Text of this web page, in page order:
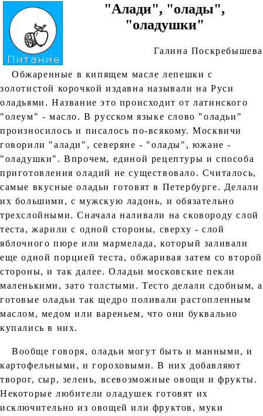
"Алади", "олады",
"оладушки"
Галина Поскребышева
Обжаренные в кипящем масле лепешки с
золотистой корочкой издавна называли на Руси
оладьями. Название это происходит от латинского
"олеум" - масло. В русском языке слово "оладьи"
произносилось и писалось по-всякому. Москвичи
говорили "алади", северяне - "олады", южане -
"оладушки". Впрочем, единой рецептуры и способа
приготовления оладий не существовало. Считалось,
самые вкусные оладьи готовят в Петербурге. Делали
их большими, с мужскую ладонь, и обязательно
трехслойными. Сначала наливали на сковороду слой
теста, жарили с одной стороны, сверху - слой
яблочного пюре или мармелада, который заливали
еще одной порцией теста, обжаривая затем со второй
стороны, и так далее. Оладьи московские пекли
маленькими, зато толстыми. Тесто делали сдобным, а
готовые оладьи так щедро поливали растопленным
маслом, медом или вареньем, что они буквально
купались в них.
Вообще говоря, оладьи могут быть и манными, и
картофельными, и гороховыми. В них добавляют
творог, сыр, зелень, всевозможные овощи и фрукты.
Некоторые любители оладушек готовят их
исключительно из овощей или фруктов, муки